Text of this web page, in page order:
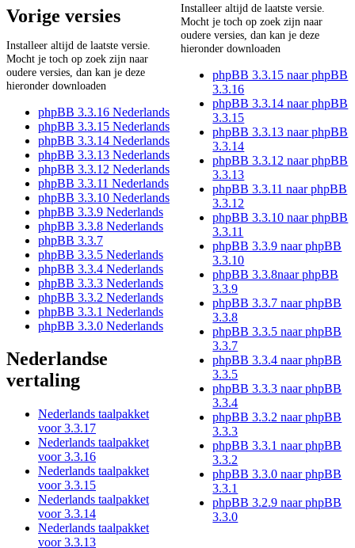
Vorige versies
Installeer altijd de laatste versie.
Mocht je toch op zoek zijn naar
oudere versies, dan kan je deze
hieronder downloaden
phpBB 3.3.16 Nederlands
phpBB 3.3.15 Nederlands
phpBB 3.3.14 Nederlands
phpBB 3.3.13 Nederlands
phpBB 3.3.12 Nederlands
phpBB 3.3.11 Nederlands
phpBB 3.3.10 Nederlands
phpBB 3.3.9 Nederlands
phpBB 3.3.8 Nederlands
phpBB 3.3.7
phpBB 3.3.5 Nederlands
phpBB 3.3.4 Nederlands
phpBB 3.3.3 Nederlands
phpBB 3.3.2 Nederlands
phpBB 3.3.1 Nederlands
phpBB 3.3.0 Nederlands
Nederlandse
vertaling
Nederlands taalpakket
voor 3.3.17
Nederlands taalpakket
voor 3.3.16
Nederlands taalpakket
voor 3.3.15
Nederlands taalpakket
voor 3.3.14
Nederlands taalpakket
voor 3.3.13
Installeer altijd de laatste versie.
Mocht je toch op zoek zijn naar
oudere versies, dan kan je deze
hieronder downloaden
phpBB 3.3.15 naar phpBB
3.3.16
phpBB 3.3.14 naar phpBB
3.3.15
phpBB 3.3.13 naar phpBB
3.3.14
phpBB 3.3.12 naar phpBB
3.3.13
phpBB 3.3.11 naar phpBB
3.3.12
phpBB 3.3.10 naar phpBB
3.3.11
phpBB 3.3.9 naar phpBB
3.3.10
phpBB 3.3.8naar phpBB
3.3.9
phpBB 3.3.7 naar phpBB
3.3.8
phpBB 3.3.5 naar phpBB
3.3.7
phpBB 3.3.4 naar phpBB
3.3.5
phpBB 3.3.3 naar phpBB
3.3.4
phpBB 3.3.2 naar phpBB
3.3.3
phpBB 3.3.1 naar phpBB
3.3.2
phpBB 3.3.0 naar phpBB
3.3.1
phpBB 3.2.9 naar phpBB
3.3.0